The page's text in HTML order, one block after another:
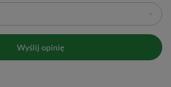
Wyślij opinię